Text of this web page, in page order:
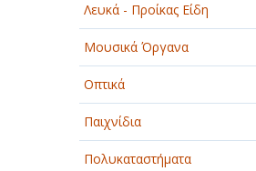
Λευκά - Προίκας Είδη
Μουσικά Όργανα
Οπτικά
Παιχνίδια
Πολυκαταστήματα